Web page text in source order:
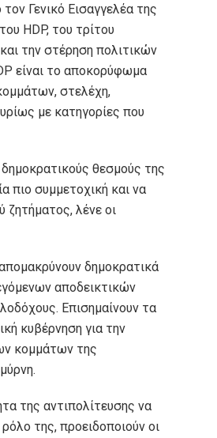
Γενικό Εισαγγελέα της
HDP, του τρίτου
την στέρηση πολιτικών
είναι το αποκορύφωμα
στελέχη,
με κατηγορίες που
θεσμούς της
πιο συμμετοχική και να
ζητήματος, λένε οι
δημοκρατικά
αποδεικτικών
Επισημαίνουν τα
κυβέρνηση για την
κομμάτων της
της αντιπολίτευσης να
της, προειδοποιούν οι